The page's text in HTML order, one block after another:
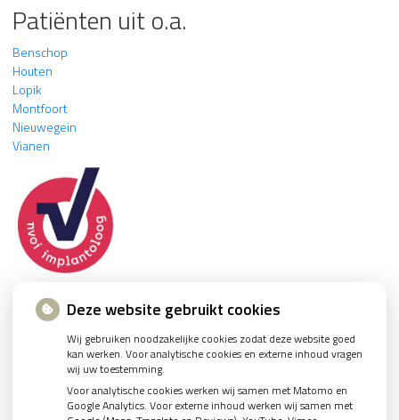
Patiënten uit o.a.
Benschop
Houten
Lopik
Montfoort
Nieuwegein
Vianen
U heeft geen toestemming gegeven voorexterne
inhouddie nodig is om dit te zien.
Deze website gebruikt cookies
Wij gebruiken noodzakelijke cookies zodat deze website goed
kan werken. Voor analytische cookies en externe inhoud vragen
wij uw toestemming.
Voor analytische cookies werken wij samen met Matomo en
Google Analytics. Voor externe inhoud werken wij samen met